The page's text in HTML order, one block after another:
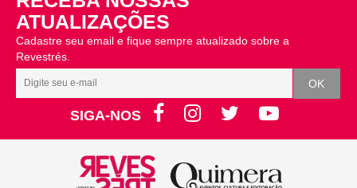
ATUALIZAÇÕES
Cadastre seu email e fique sempre atualizado sobre a
Revestrés.
SIGA-NOS